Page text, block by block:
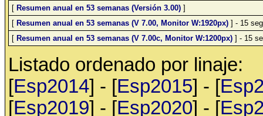
[ Resumen anual en 53 semanas (Versión 3.00) ]
[ Resumen anual en 53 semanas (V 7.00, Monitor W:1920px) ] - 15
[ Resumen anual en 53 semanas (V 7.00c, Monitor W:1200px) ] - 15
Listado ordenado por linaje:
[Esp2014] - [Esp2015] - [
[Esp2019] - [Esp2020] - [